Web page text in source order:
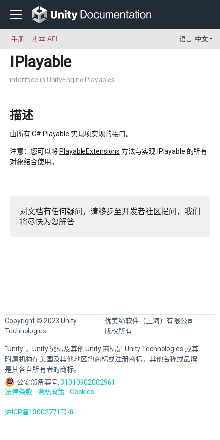
手册 脚本 API 语言: 中文
IPlayable
interface in UnityEngine.Playables
描述
由所有 C# Playable 实现项实现的接口。
注意：您可以将 PlayableExtensions 方法与实现 IPlayable 的所有
对象结合使用。
对文档有任何疑问，请移步至开发者社区提问，我们
将尽快为您解答
Copyright © 2023 Unity
Technologies
优美缔软件（上海）有限公司
版权所有
"Unity"、Unity 徽标及其他 Unity 商标是 Unity Technologies 或其
附属机构在美国及其他地区的商标或注册商标。其他名称或品牌
是其各自所有者的商标。
公安部备案号:31010902002961
法律条款
隐私政策 Cookies
沪ICP备13002771号-8